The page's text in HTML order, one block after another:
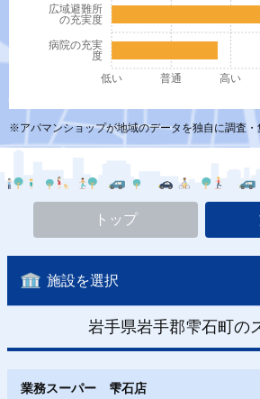
病院の充実
度
広域避難所
の充実度
低い 普通 高い
※アパマンショップが地域のデータを独自に調査・
トップ
施設を選択
岩手県岩手郡雫石町の
業務スーパー 雫石店